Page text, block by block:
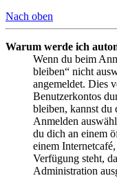
Nach oben
Warum werde ich
Wenn du beim
bleiben“ nicht
angemeldet. Dies
Benutzerkontos
bleiben, kannst du
Anmelden
du dich an einem
einem
Verfügung steht,
Administration